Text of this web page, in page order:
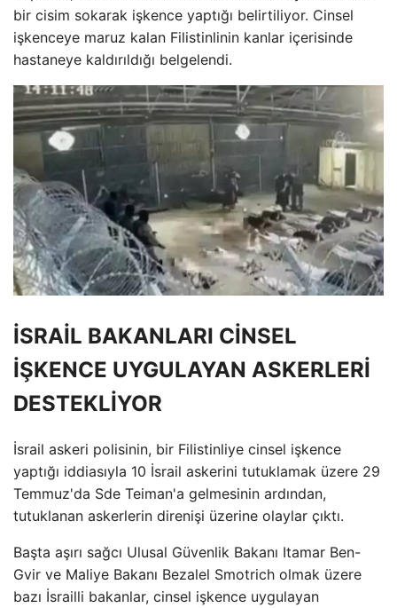
bir cisim sokarak işkence yaptığı belirtiliyor. Cinsel
işkenceye maruz kalan Filistinlinin kanlar içerisinde
hastaneye kaldırıldığı belgelendi.
İSRAİL BAKANLARI CİNSEL
İŞKENCE UYGULAYAN ASKERLERİ
DESTEKLİYOR
İsrail askeri polisinin, bir Filistinliye cinsel işkence
yaptığı iddiasıyla 10 İsrail askerini tutuklamak üzere 29
Temmuz'da Sde Teiman'a gelmesinin ardından,
tutuklanan askerlerin direnişi üzerine olaylar çıktı.
Başta aşırı sağcı Ulusal Güvenlik Bakanı Itamar Ben-
Gvir ve Maliye Bakanı Bezalel Smotrich olmak üzere
bazı İsrailli bakanlar, cinsel işkence uygulayan